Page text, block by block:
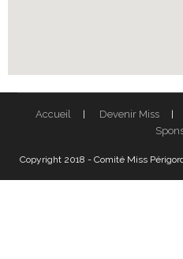
Accueil Devenir Miss
Copyright 2018 - Comité Miss